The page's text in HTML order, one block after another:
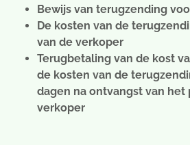
Bewijs van terugzending
De kosten van de
van de verkoper
Terugbetaling van de kost
de kosten van de
dagen na ontvangst van het
verkoper